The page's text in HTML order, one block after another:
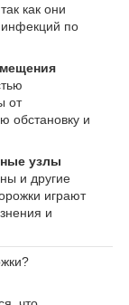
как они
инфекций по
от
обстановку и
узлы
и другие
играют
и